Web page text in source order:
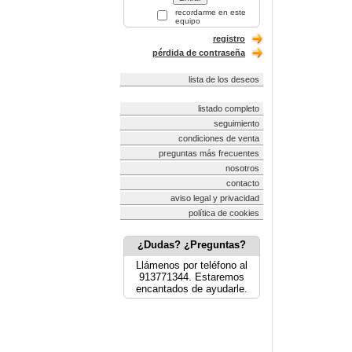
recordarme en este
equipo
registro
pérdida de contraseña
lista de los deseos
listado completo
seguimiento
condiciones de venta
preguntas más frecuentes
nosotros
contacto
aviso legal y privacidad
política de cookies
¿Dudas? ¿Preguntas?
Llámenos por teléfono al
913771344. Estaremos
encantados de ayudarle.